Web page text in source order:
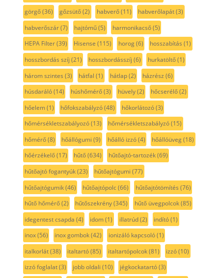
görgő(36) gőzsütő(2) habverő(11) habverőlapát(3)
habverőszár(7) hajtómű(5) harmonikacső(5)
HEPA Filter(39) Hisense (115) horog(6) hosszabítás (1)
hosszbordás szíj (21) hosszbordásszíj (6) hurkatöltő(1)
három szintes (3) hátfal (1) hátlap(2) házrész (6)
húsdaráló(14) húshőmérő(3) hüvely(2) hőcserélő(2)
hőelem(1) hőfokszabályzó(48) hőkorlátozó(3)
hőmérsékletszabályozó(13) hőmérsékletszabályzó(15)
hőmérő(8) hőállógumi (9) hőálló izzó(4) hőállóüveg(18)
hőérzékelő(17) hűtő(634) hűtőajtó-tartozék(69)
hűtőajtó fogantyúk(23) hűtőajtógumi (77)
hűtőajtógumik(46) hűtőajtópolc(66) hűtőajtótömítés (76)
hűtő hőmérő(2) hűtőszekrény(345) hűtő üvegpolcok(85)
idegentest csapda (4) idom(1) illatrúd(2) indító(1)
inox(56) inox gombok(42) ionizáló kapcsoló(1)
italkorlát(38) italtartó(85) italtartópolcok(81) izzó(10)
izzó foglalat(3) jobb oldali (10) jégkockatartó(3)